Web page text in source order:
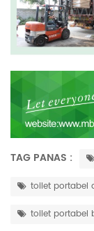
TAG PANAS :
toilet portabel
toilet portabel